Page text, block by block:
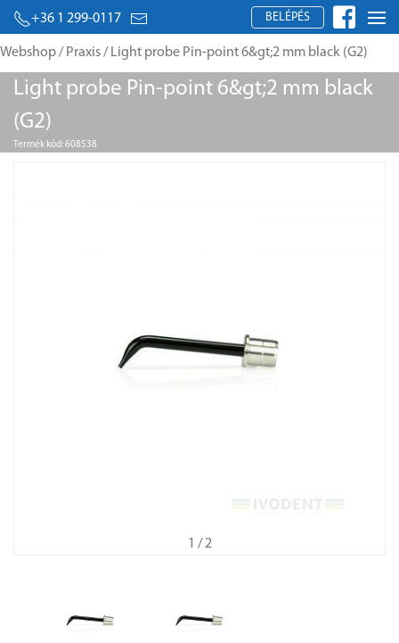
+36 1 299-0117 BELÉPÉS
Webshop/ Praxis/ Light probe Pin-point 6&gt;2 mm black (G2)
Light probe Pin-point 6&gt;2 mm black
(G2)
Termék kód: 608538
1 / 2